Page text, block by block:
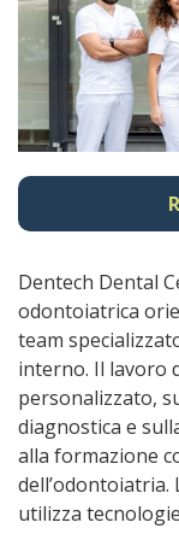
Dentech Dental
odontoiatrica
team
interno. Il lavoro
personalizzato,
diagnostica e
alla formazione
dell’odontoiatria.
utilizza